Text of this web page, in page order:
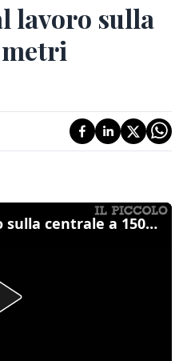
lavoro sulla
metri
Monfalcone, al lavoro sulla centrale a 150 metri d'altezza